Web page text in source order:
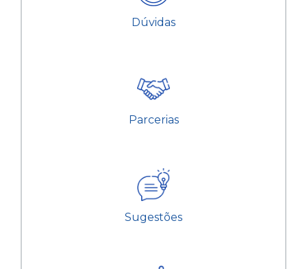
Dúvidas
Parcerias
Sugestões